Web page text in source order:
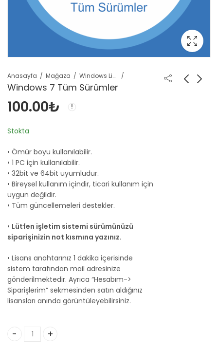
Anasayfa Mağaza Windows Lisansları
Windows 7 Tüm Sürümler
100.00₺
Stokta
• Ömür boyu kullanılabilir.
• 1 PC için kullanılabilir.
• 32bit ve 64bit uyumludur.
• Bireysel kullanım içindir, ticari kullanım için
uygun değildir.
• Tüm güncellemeleri destekler.
• Lütfen işletim sistemi sürümünüzü
siparişinizin not kısmına yazınız.
• Lisans anahtarınız 1 dakika içerisinde
sistem tarafından mail adresinize
gönderilmektedir. Ayrıca “Hesabım->
Siparişlerim” sekmesinden satın aldığınız
lisansları anında görüntüleyebilirsiniz.
Windows 7 Tüm Sürümler adet